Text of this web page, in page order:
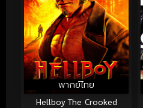
พากย์ไทย
Hellboy The Crooked